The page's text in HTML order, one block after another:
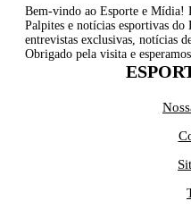
Bem-vindo ao Esporte e Mídia!
Palpites e notícias esportivas do
entrevistas exclusivas, notícias
Obrigado pela visita e